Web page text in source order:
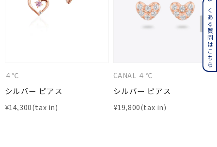
４℃
シルバー ピアス
¥14,300
CANAL ４℃
シルバー ピアス
¥19,800
よくある質問はこちら